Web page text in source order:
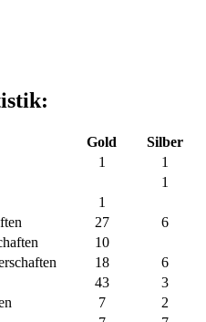
Gold Silber
1
1
1
1
27 6
10
18 6
43
3
7
2